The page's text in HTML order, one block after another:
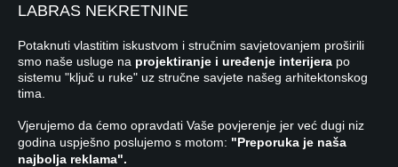
LABRAS NEKRETNINE
Potaknuti vlastitim iskustvom i stručnim savjetovanjem proširili
smo naše usluge na projektiranje i uređenje interijera po
sistemu "ključ u ruke" uz stručne savjete našeg arhitektonskog
tima.
Vjerujemo da ćemo opravdati Vaše povjerenje jer već dugi niz
godina uspješno poslujemo s motom: "Preporuka je naša
najbolja reklama".